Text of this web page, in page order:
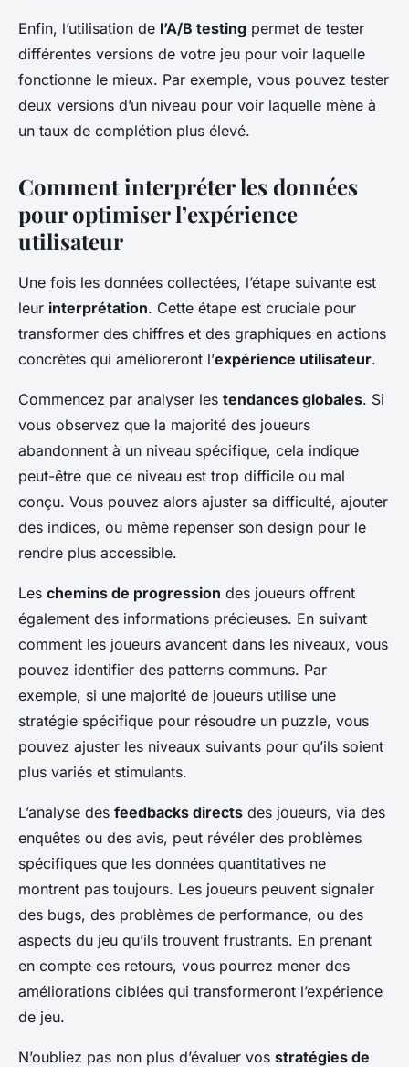
Enfin, l’utilisation de l’A/B testing permet de tester
différentes versions de votre jeu pour voir laquelle
fonctionne le mieux. Par exemple, vous pouvez tester
deux versions d’un niveau pour voir laquelle mène à
un taux de complétion plus élevé.
Comment interpréter les données
pour optimiser l’expérience
utilisateur
Une fois les données collectées, l’étape suivante est
leur interprétation. Cette étape est cruciale pour
transformer des chiffres et des graphiques en actions
concrètes qui amélioreront l’expérience utilisateur.
Commencez par analyser les tendances globales. Si
vous observez que la majorité des joueurs
abandonnent à un niveau spécifique, cela indique
peut-être que ce niveau est trop difficile ou mal
conçu. Vous pouvez alors ajuster sa difficulté, ajouter
des indices, ou même repenser son design pour le
rendre plus accessible.
Les chemins de progression des joueurs offrent
également des informations précieuses. En suivant
comment les joueurs avancent dans les niveaux, vous
pouvez identifier des patterns communs. Par
exemple, si une majorité de joueurs utilise une
stratégie spécifique pour résoudre un puzzle, vous
pouvez ajuster les niveaux suivants pour qu’ils soient
plus variés et stimulants.
L’analyse des feedbacks directs des joueurs, via des
enquêtes ou des avis, peut révéler des problèmes
spécifiques que les données quantitatives ne
montrent pas toujours. Les joueurs peuvent signaler
des bugs, des problèmes de performance, ou des
aspects du jeu qu’ils trouvent frustrants. En prenant
en compte ces retours, vous pourrez mener des
améliorations ciblées qui transformeront l’expérience
de jeu.
N’oubliez pas non plus d’évaluer vos stratégies de